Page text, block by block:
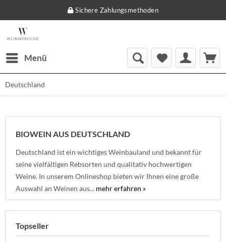
Sichere Zahlungsmethoden
Menü
Deutschland
BIOWEIN AUS DEUTSCHLAND
Deutschland ist ein wichtiges Weinbauland und bekannt für
seine vielfältigen Rebsorten und qualitativ hochwertigen
Weine. In unserem Onlineshop bieten wir Ihnen eine große
Auswahl an Weinen aus... mehr erfahren »
Topseller